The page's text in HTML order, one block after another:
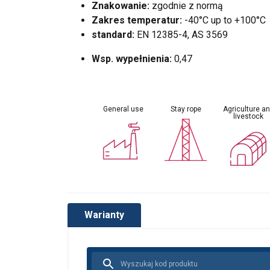
Znakowanie: zgodnie z normą
Zakres temperatur: -40°C up to +100°C
standard: EN 12385-4, AS 3569
Wsp. wypełnienia: 0,47
General use Stay rope
Agriculture
livestock
Warianty
Ta strona